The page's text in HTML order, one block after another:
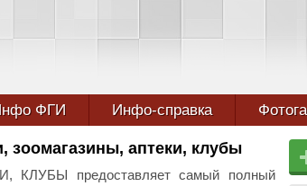
ФГИ Инфо-справка
аптеки, клубы
предоставляет самый полный